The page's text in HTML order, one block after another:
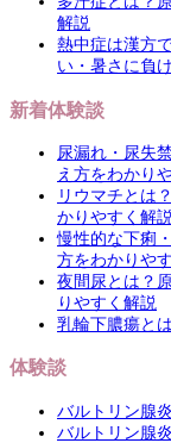
解説
熱中症は漢方
い・暑さに負
新着体験談
尿漏れ・尿失
え方をわかり
リウマチとは
かりやすく解説
慢性的な下痢
方をわかりや
夜間尿とは？
りやすく解説
乳輪下膿瘍と
体験談
バルトリン腺炎
バルトリン腺